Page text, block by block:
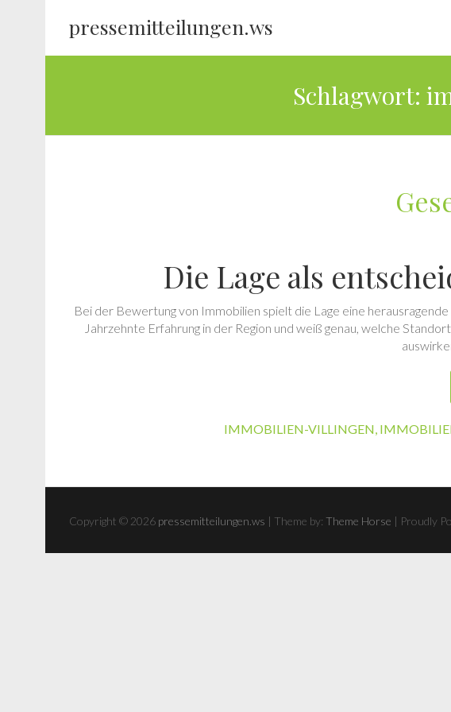
pressemitteilungen.ws
Schlagwort:
Die Lage als
Bei der Bewertung von Immobilien spielt die Lage eine
Jahrzehnte Erfahrung in der Region und weiß genau, welche
IMMOBILIEN-VILLINGEN
Copyright © 2026 pressemitteilungen.ws | Theme by: Theme Horse | Proudly